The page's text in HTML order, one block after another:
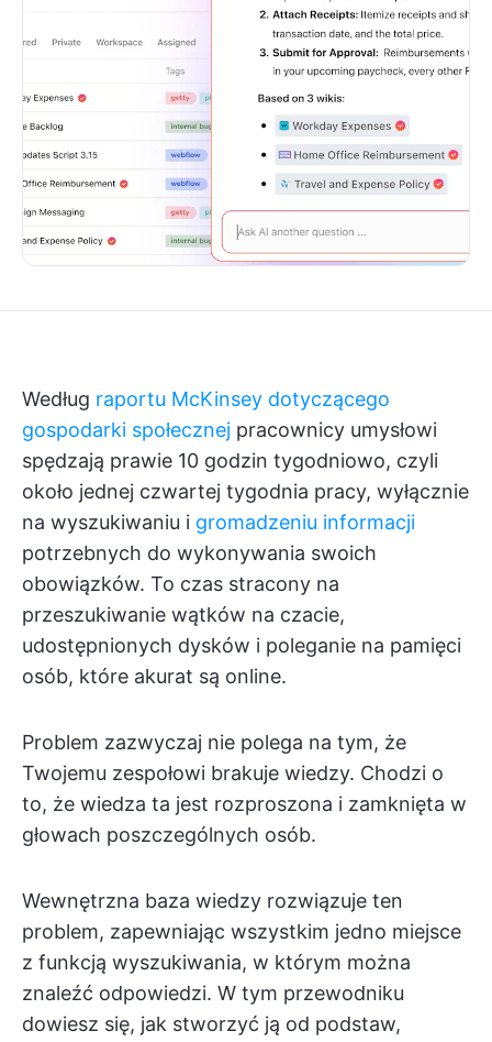
Według raportu McKinsey dotyczącego
gospodarki społecznej pracownicy umysłowi
spędzają prawie 10 godzin tygodniowo, czyli
około jednej czwartej tygodnia pracy, wyłącznie
na wyszukiwaniu i gromadzeniu informacji
potrzebnych do wykonywania swoich
obowiązków. To czas stracony na
przeszukiwanie wątków na czacie,
udostępnionych dysków i poleganie na pamięci
osób, które akurat są online.
Problem zazwyczaj nie polega na tym, że
Twojemu zespołowi brakuje wiedzy. Chodzi o
to, że wiedza ta jest rozproszona i zamknięta w
głowach poszczególnych osób.
Wewnętrzna baza wiedzy rozwiązuje ten
problem, zapewniając wszystkim jedno miejsce
z funkcją wyszukiwania, w którym można
znaleźć odpowiedzi. W tym przewodniku
dowiesz się, jak stworzyć ją od podstaw,